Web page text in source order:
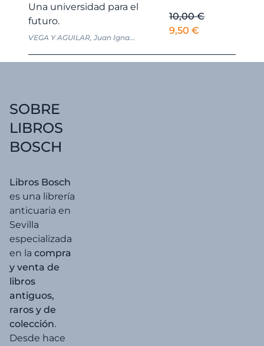
8,00 €.
Una universidad para el
futuro.
VEGA Y AGUILAR, Juan Igna...
10,00€
El
original
9,50€
actual
SOBRE
LIBROS
BOSCH
Libros Bosch
es una librería
anticuaria en
Sevilla
especializada
en la compra
y venta de
libros
antiguos,
raros y de
colección.
Desde hace